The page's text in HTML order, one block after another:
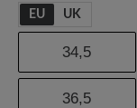
EU UK
34,5
36,5